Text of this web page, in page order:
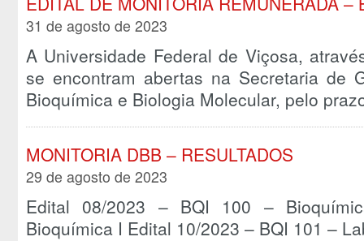
31 de agosto de 2023
A Universidade Federal de Viçosa,
se encontram abertas na Secretaria de
Bioquímica e Biologia Molecular, pelo
MONITORIA DBB – RESULTADOS
29 de agosto de 2023
Edital 08/2023 – BQI 100 –
Bioquímica I Edital 10/2023 – BQI 101 –